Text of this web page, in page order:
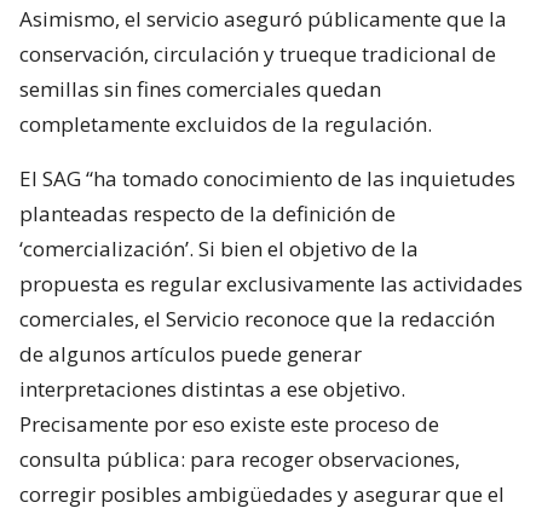
Asimismo, el servicio aseguró públicamente que la
conservación, circulación y trueque tradicional de
semillas sin fines comerciales quedan
completamente excluidos de la regulación.
El SAG “ha tomado conocimiento de las inquietudes
planteadas respecto de la definición de
‘comercialización’. Si bien el objetivo de la
propuesta es regular exclusivamente las actividades
comerciales, el Servicio reconoce que la redacción
de algunos artículos puede generar
interpretaciones distintas a ese objetivo.
Precisamente por eso existe este proceso de
consulta pública: para recoger observaciones,
corregir posibles ambigüedades y asegurar que el